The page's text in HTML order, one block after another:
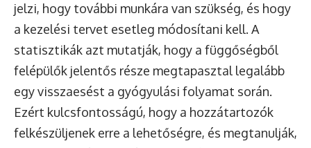
jelzi, hogy további munkára van szükség, és hogy
a kezelési tervet esetleg módosítani kell. A
statisztikák azt mutatják, hogy a függőségből
felépülők jelentős része megtapasztal legalább
egy visszaesést a gyógyulási folyamat során.
Ezért kulcsfontosságú, hogy a hozzátartozók
felkészüljenek erre a lehetőségre, és megtanulják,